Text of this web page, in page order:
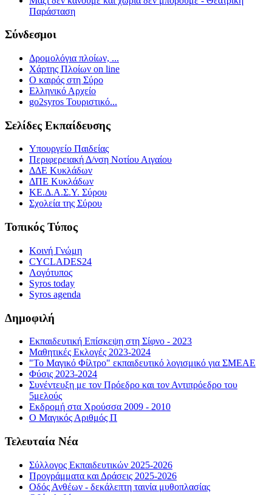
Παράσταση
Σύνδεσμοι
Δρομολόγια πλοίων, ...
Χάρτης Πλοίων on line
Ο καιρός στη Σύρο
Ελληνικό Αρχείο
go2syros Τουριστικό...
Σελίδες Εκπαίδευσης
Υπουργείο Παιδείας
Περιφερειακή Δ/νση Νοτίου Αιγαίου
ΔΔΕ Κυκλάδων
ΔΠΕ Κυκλάδων
ΚΕ.Δ.Α.Σ.Υ. Σύρου
Σχολεία της Σύρου
Τοπικός Τύπος
Κοινή Γνώμη
CYCLADES24
Λογότυπος
Syros today
Syros agenda
Δημοφιλή
Εκπαιδευτική Επίσκεψη στη Σίφνο - 2023
Μαθητικές Εκλογές 2023-2024
"Το Μαγικό Φίλτρο" εκπαιδευτικό λογισμικό για ΣΜΕΑΕ
Φύσις 2023-2024
Συνέντευξη με τον Πρόεδρο και τον Αντιπρόεδρο του
5μελούς
Εκδρομή στα Χρούσσα 2009 - 2010
Ο Μαγικός Αριθμός Π
Τελευταία Νέα
Σύλλογος Εκπαιδευτικών 2025-2026
Προγράμματα και Δράσεις 2025-2026
Οδός Ανθέων - δεκάλεπτη ταινία μυθοπλασίας